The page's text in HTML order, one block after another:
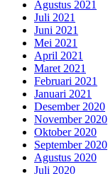
Agustus 2021
Juli 2021
Juni 2021
Mei 2021
April 2021
Maret 2021
Februari 2021
Januari 2021
Desember 2020
November 2020
Oktober 2020
September 2020
Agustus 2020
Juli 2020